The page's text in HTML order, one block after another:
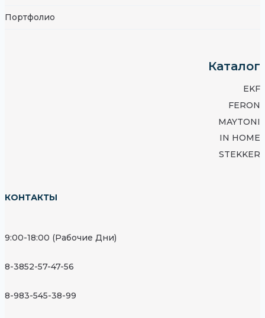
Портфолио
Каталог
EKF
FERON
MAYTONI
IN HOME
STEKKER
КОНТАКТЫ
9:00-18:00 (Рабочие Дни)
8-3852-57-47-56
8-983-545-38-99